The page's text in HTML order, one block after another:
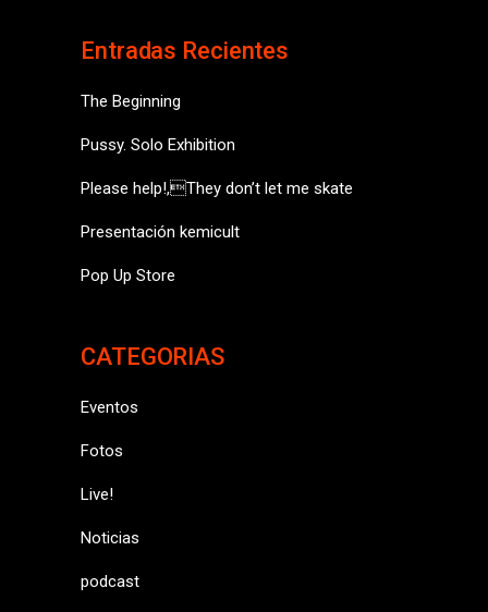
Entradas Recientes
The Beginning
Pussy. Solo Exhibition
Please help!,They don’t let me skate
Presentación kemicult
Pop Up Store
CATEGORIAS
Eventos
Fotos
Live!
Noticias
podcast